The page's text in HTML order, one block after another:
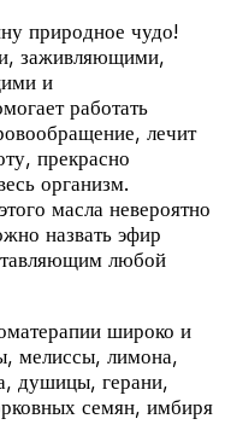
природное чудо!
заживляющими,
и
работать
лечит
прекрасно
организм.
масла невероятно
назвать эфир
любой
широко и
мелиссы, лимона,
душицы, герани,
семян, имбиря